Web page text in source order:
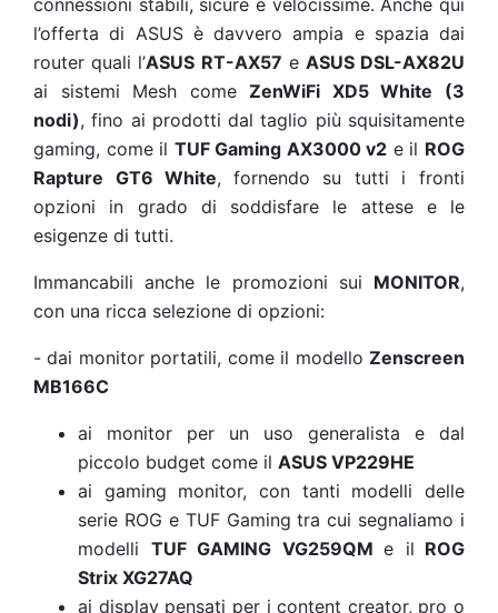
connessioni stabili, sicure e velocissime. Anche qui
l’offerta di ASUS è davvero ampia e spazia dai
router quali l’ASUS RT-AX57 e ASUS DSL-AX82U
ai sistemi Mesh come ZenWiFi XD5 White (3
nodi), fino ai prodotti dal taglio più squisitamente
gaming, come il TUF Gaming AX3000 v2 e il ROG
Rapture GT6 White, fornendo su tutti i fronti
opzioni in grado di soddisfare le attese e le
esigenze di tutti.
Immancabili anche le promozioni sui MONITOR,
con una ricca selezione di opzioni:
-dai monitor portatili, come il modello Zenscreen
MB166C
ai monitor per un uso generalista e dal
piccolo budget come il ASUS VP229HE
ai gaming monitor, con tanti modelli delle
serie ROG e TUF Gaming tra cui segnaliamo i
modelli TUF GAMING VG259QM e il ROG
Strix XG27AQ
ai display pensati per i content creator, pro o